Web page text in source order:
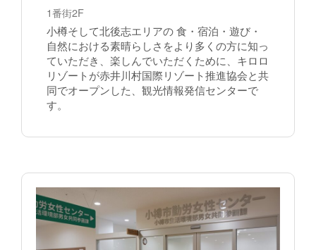
1番街2F
小樽そして北後志エリアの 食・宿泊・遊び・
自然における素晴らしさをより多くの方に知っ
ていただき、楽しんでいただくために、キロロ
リゾートが赤井川村国際リゾート推進協会と共
同でオープンした、観光情報発信センターで
す。